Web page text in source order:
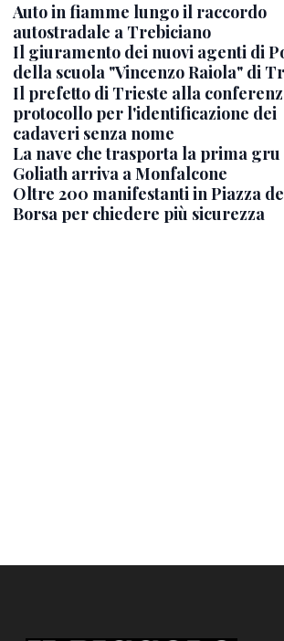
Auto in fiamme lungo il raccordo
autostradale a Trebiciano
Il giuramento dei nuovi agenti di
della scuola "Vincenzo Raiola" di
Il prefetto di Trieste alla
protocollo per l'identificazione dei
cadaveri senza nome
La nave che trasporta la prima gru
Goliath arriva a Monfalcone
Oltre 200 manifestanti in Piazza
Borsa per chiedere più sicurezza